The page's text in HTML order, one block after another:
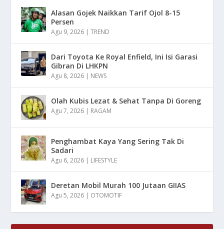
Alasan Gojek Naikkan Tarif Ojol 8-15
Persen
Agu 9, 2026 |TREND
Dari Toyota Ke Royal Enfield, Ini Isi Garasi
Gibran Di LHKPN
Agu 8, 2026 | NEWS
Olah Kubis Lezat & Sehat Tanpa Di Goreng
Agu 7, 2026 | RAGAM
Penghambat Kaya Yang Sering Tak Di
Sadari
Agu 6, 2026 | LIFESTYLE
Deretan Mobil Murah 100 Jutaan GIIAS
Agu 5, 2026 | OTOMOTIF